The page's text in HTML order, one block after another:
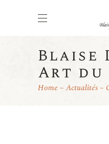
Blaise
Art du
Home Actualités